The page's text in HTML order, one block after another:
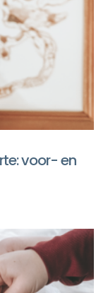
voor- en